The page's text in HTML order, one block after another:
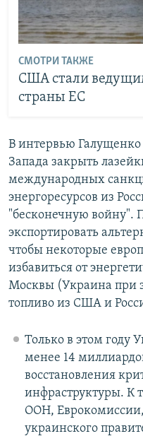
СМОТРИ ТАКЖЕ
США стали
страны ЕС
В интервью
Запада закрыть
международных
энергоресурсов из
"бесконечную войну".
экспортировать
чтобы некоторые
избавиться от
Москвы (Украина при
топливо из США и
Только в этом году
менее 14
восстановления
инфраструктуры. К
ООН,
украинского